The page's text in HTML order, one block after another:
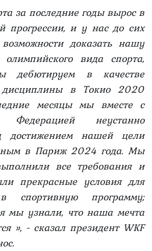
за последние годы вырос в
прогрессии, и у нас до сих
доказать нашу
вида спорта,
дебютируем в качестве
дисциплины в Токио 2020
месяцы мы вместе с
Федерацией неустанно
достижением нашей цели
в Париж 2024 года. Мы
все требования и
прекрасные условия для
спортивную программу;
мы узнали, что наша мечта
», - сказал президент WKF